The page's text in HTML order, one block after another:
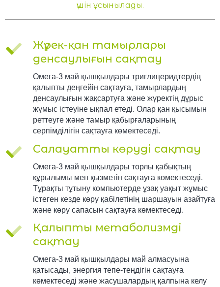
үшін ұсынылады.
Жүрек-қан тамырлары
денсаулығын сақтау
Омега-3 май қышқылдары триглицеридтердің
қалыпты деңгейін сақтауға, тамырлардың
денсаулығын жақсартуға және жүректің дұрыс
жұмыс істеуіне ықпал етеді. Олар қан қысымын
реттеуге және тамыр қабырғаларының
серпімділігін сақтауға көмектеседі.
Салауатты көруді сақтау
Омега-3 май қышқылдары торлы қабықтың
құрылымы мен қызметін сақтауға көмектеседі.
Тұрақты тұтыну компьютерде ұзақ уақыт жұмыс
істеген кезде көру қабілетінің шаршауын азайтуға
және көру сапасын сақтауға көмектеседі.
Қалыпты метаболизмді
сақтау
Омега-3 май қышқылдары май алмасуына
қатысады, энергия тепе-теңдігін сақтауға
көмектеседі және жасушалардың қалпына келу